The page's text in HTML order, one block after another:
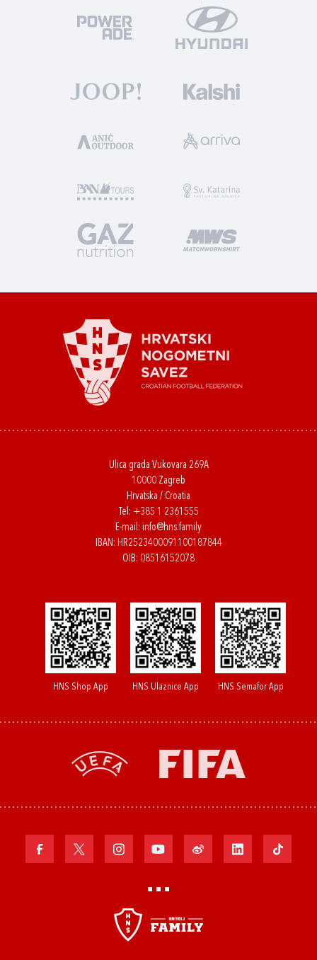
Ulica grada Vukovara 269A
10000 Zagreb
Hrvatska / Croatia
Tel: +385 1 2361555
E-mail: info@hns.family
IBAN: HR2523400091100187844
OIB: 08516152078
HNS Shop App HNS Ulaznice App HNS Semafor App